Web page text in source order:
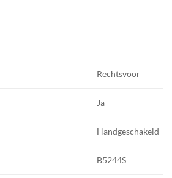
Rechtsvoor
Ja
Handgeschakeld
B5244S